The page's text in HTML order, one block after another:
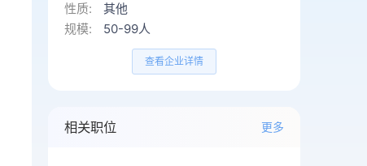
性质:
其他
规模:
50-99人
查看企业详情
相关职位 更多